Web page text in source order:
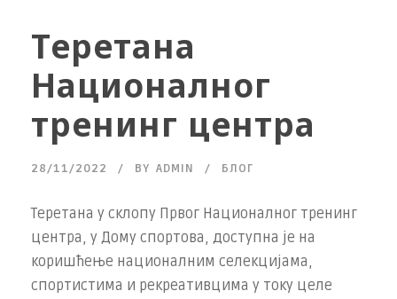
Теретана
Националног
тренинг центра
28/11/2022 BY ADMIN БЛОГ
Теретана у склопу Првог Националног тренинг
центра, у Дому спортова, доступна је на
коришћење националним селекцијама,
спортистима и рекреативцима у току целе